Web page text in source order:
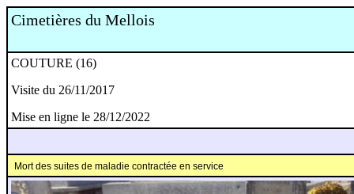
Cimetières du Mellois
COUTURE (16)
Visite du 26/11/2017
Mise en ligne le 28/12/2022
Mort des suites de maladie contractée en service